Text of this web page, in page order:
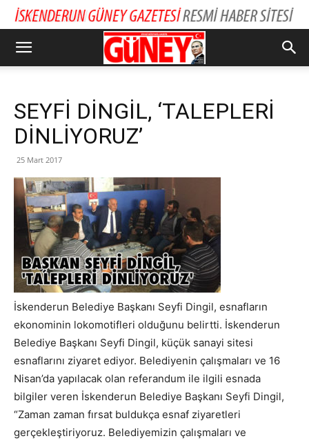
SEYFİ DİNGİL, ‘TALEPLERİ
DİNLİYORUZ’
25 Mart 2017
İskenderun Belediye Başkanı Seyfi Dingil, esnafların
ekonominin lokomotifleri olduğunu belirtti. İskenderun
Belediye Başkanı Seyfi Dingil, küçük sanayi sitesi
esnaflarını ziyaret ediyor. Belediyenin çalışmaları ve 16
Nisan’da yapılacak olan referandum ile ilgili esnada
bilgiler veren İskenderun Belediye Başkanı Seyfi Dingil,
“Zaman zaman fırsat buldukça esnaf ziyaretleri
gerçekleştiriyoruz. Belediyemizin çalışmaları ve